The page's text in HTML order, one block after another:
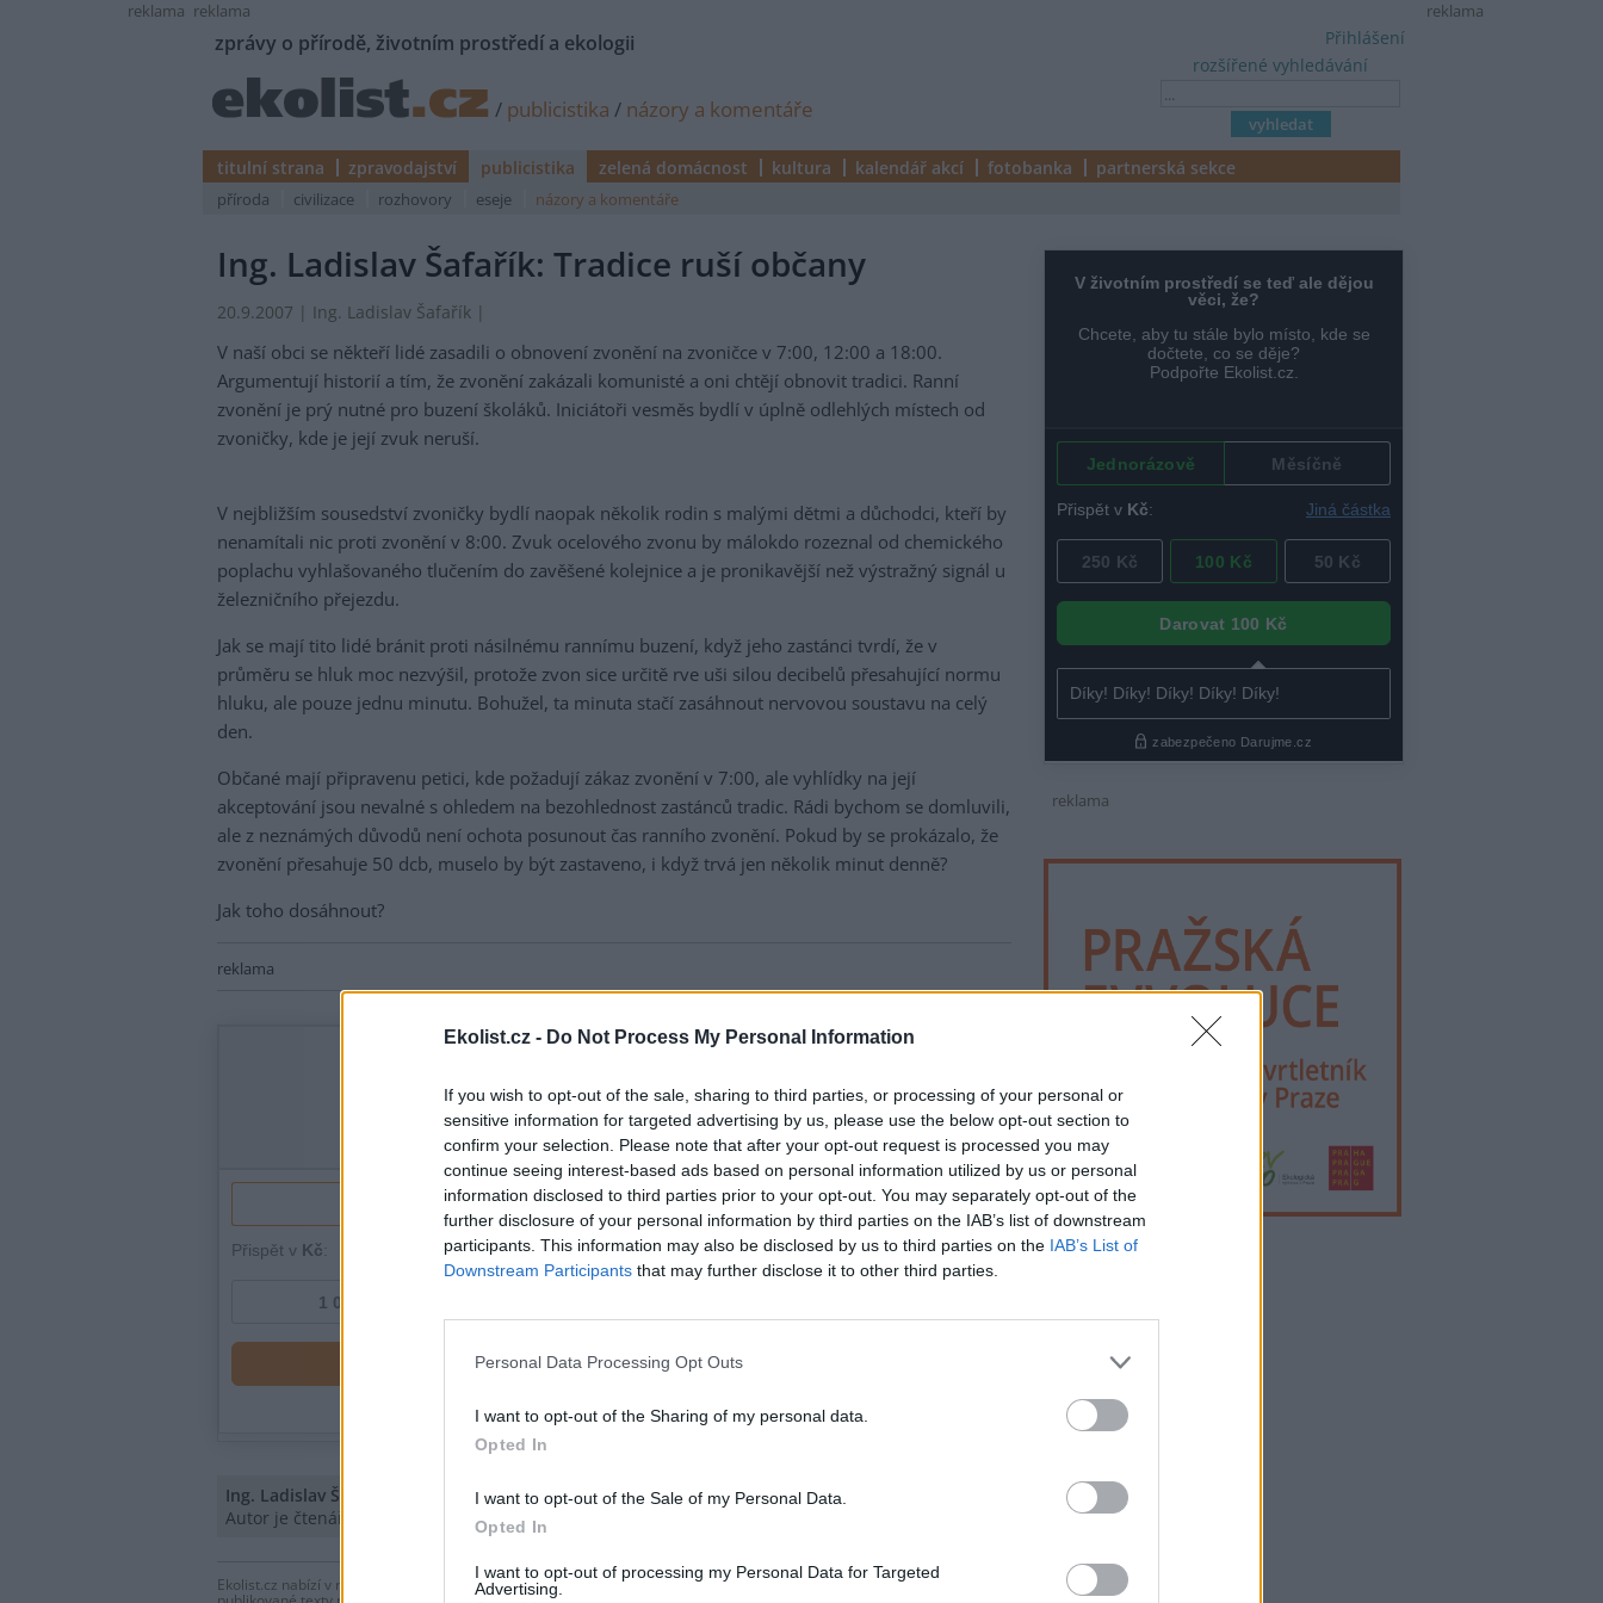
Ekolist.cz - Do Not Process My Personal Information
If you wish to opt-out of the sale, sharing to third parties, or processing of your personal or
sensitive information for targeted advertising by us, please use the below opt-out section to
confirm your selection. Please note that after your opt-out request is processed you may
continue seeing interest-based ads based on personal information utilized by us or personal
information disclosed to third parties prior to your opt-out. You may separately opt-out of the
further disclosure of your personal information by third parties on the IAB’s list of downstream
participants. This information may also be disclosed by us to third parties on the IAB’s List of
Downstream Participants that may further disclose it to other third parties.
Personal Data Processing Opt Outs
I want to opt-out of the Sharing of my personal data.
Opted In
I want to opt-out of the Sale of my Personal Data.
Opted In
I want to opt-out of processing my Personal Data for Targeted
Advertising.
reklama
reklama reklama
zprávy o přírodě, životním prostředí a ekologii
/ publicistika / názory a komentáře
rozšířené vyhledávání
Přihlášení
titulní strana zpravodajství publicistika zelená domácnost kultura kalendář akcí fotobanka partnerská sekce
příroda civilizace rozhovory eseje názory a komentáře
Ing. Ladislav Šafařík: Tradice ruší občany
20.9.2007 | Ing. Ladislav Šafařík |
V naší obci se někteří lidé zasadili o obnovení zvonění na zvoničce v 7:00, 12:00 a 18:00.
Argumentují historií a tím, že zvonění zakázali komunisté a oni chtějí obnovit tradici. Ranní
zvonění je prý nutné pro buzení školáků. Iniciátoři vesměs bydlí v úplně odlehlých místech od
zvoničky, kde je její zvuk neruší.
V nejbližším sousedství zvoničky bydlí naopak několik rodin s malými dětmi a důchodci, kteří by
nenamítali nic proti zvonění v 8:00. Zvuk ocelového zvonu by málokdo rozeznal od chemického
poplachu vyhlašovaného tlučením do zavěšené kolejnice a je pronikavější než výstražný signál u
železničního přejezdu.
Jak se mají tito lidé bránit proti násilnému rannímu buzení, když jeho zastánci tvrdí, že v
průměru se hluk moc nezvýšil, protože zvon sice určitě rve uši silou decibelů přesahující normu
hluku, ale pouze jednu minutu. Bohužel, ta minuta stačí zasáhnout nervovou soustavu na celý
den.
Občané mají připravenu petici, kde požadují zákaz zvonění v 7:00, ale vyhlídky na její
akceptování jsou nevalné s ohledem na bezohlednost zastánců tradic. Rádi bychom se domluvili,
ale z neznámých důvodů není ochota posunout čas ranního zvonění. Pokud by se prokázalo, že
zvonění přesahuje 50 dcb, muselo by být zastaveno, i když trvá jen několik minut denně?
Jak toho dosáhnout?
reklama
Ing. Ladislav Šafařík
Autor je čtenářem Ekolistu.
Ekolist.cz nabízí v rubrice Názory a komentáře prostor pro otevřenou diskuzi. V žádném případě ale nejsou zde
publikované texty názorem Ekolistu nebo jeho vydavatele, nýbrž jen a pouze názorem autora daného textu. Svůj názor
reklama